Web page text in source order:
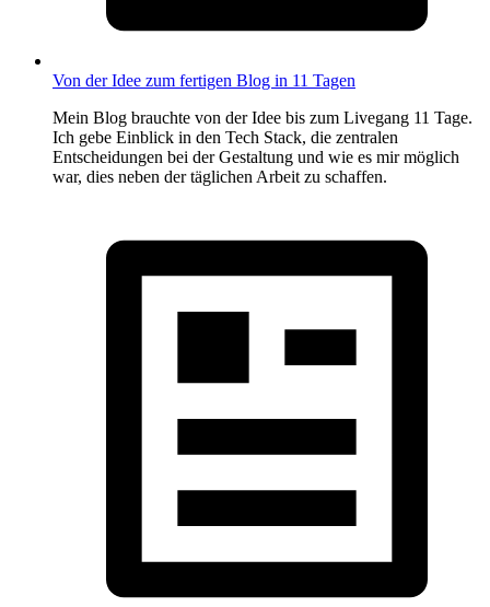
Von der Idee zum fertigen Blog in 11 Tagen
Mein Blog brauchte von der Idee bis zum Livegang 11 Tage.
Ich gebe Einblick in den Tech Stack, die zentralen
Entscheidungen bei der Gestaltung und wie es mir möglich
war, dies neben der täglichen Arbeit zu schaffen.